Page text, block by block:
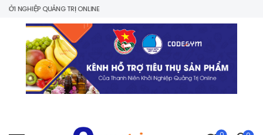
NGHIỆP QUẢNG TRỊ ONLINE